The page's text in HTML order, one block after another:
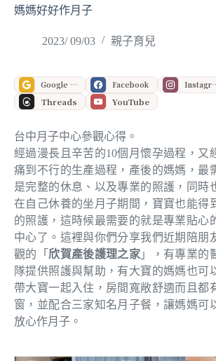
媽媽好好作月子
2023/ 09/03 親子育兒
Google 偏好來源 Facebook
Threads YouTube
台中月子中心參觀心得。
經過漫長且辛苦的10個月懷孕過程，又
痛到不行的生產過程，產後的媽媽，最
是完整的休息、以及專業的照護，同時
在自己休養的坐月子期間，寶寶也能得
的照護，這時候最需要的就是專業貼心
中心了。這裡與你們分享我們近期陪朋
觀的「 欣賀產後護理之家 」，有專業的
隊提供照護與幫助，有大寶的媽媽也可
帶大寶一起入住，房間寬敞舒適而且都
窗，並配合三家知名月子餐，讓媽媽可
放心作月子。